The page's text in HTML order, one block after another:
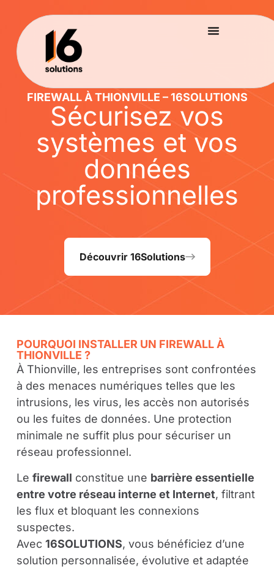
FIREWALL À THIONVILLE – 16SOLUTIONS
Sécurisez vos
systèmes et vos
données
professionnelles
Découvrir 16Solutions
POURQUOI INSTALLER UN FIREWALL À
THIONVILLE ?
À Thionville, les entreprises sont confrontées
à des menaces numériques telles que les
intrusions, les virus, les accès non autorisés
ou les fuites de données. Une protection
minimale ne suffit plus pour sécuriser un
réseau professionnel.
Le firewall constitue une barrière essentielle
entre votre réseau interne et Internet, filtrant
les flux et bloquant les connexions
suspectes.
Avec 16SOLUTIONS, vous bénéficiez d’une
solution personnalisée, évolutive et adaptée